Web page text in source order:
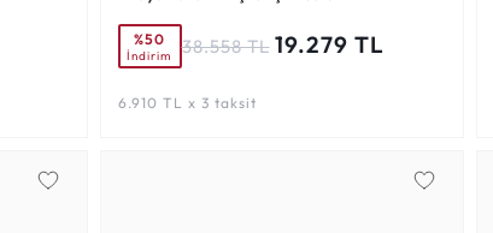
%50
İndirim 38.558 TL 19.279 TL
6.910 TL x 3 taksit